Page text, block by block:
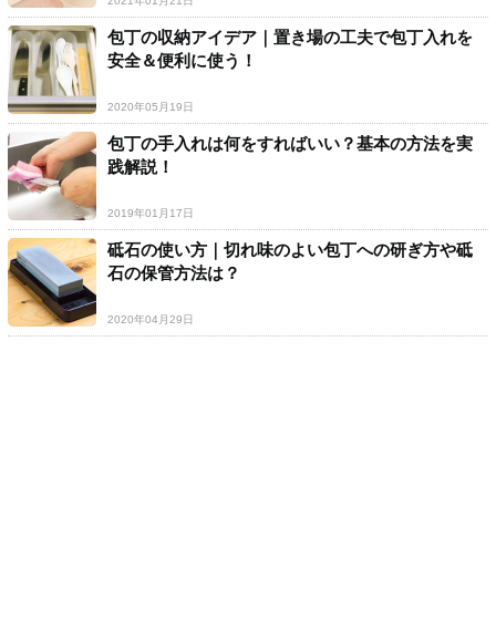
包丁の収納アイデア｜置き場の工夫で包丁入れを
安全＆便利に使う！
2020年05月19日
包丁の手入れは何をすればいい？基本の方法を実
践解説！
2019年01月17日
砥石の使い方｜切れ味のよい包丁への研ぎ方や砥
石の保管方法は？
2020年04月29日